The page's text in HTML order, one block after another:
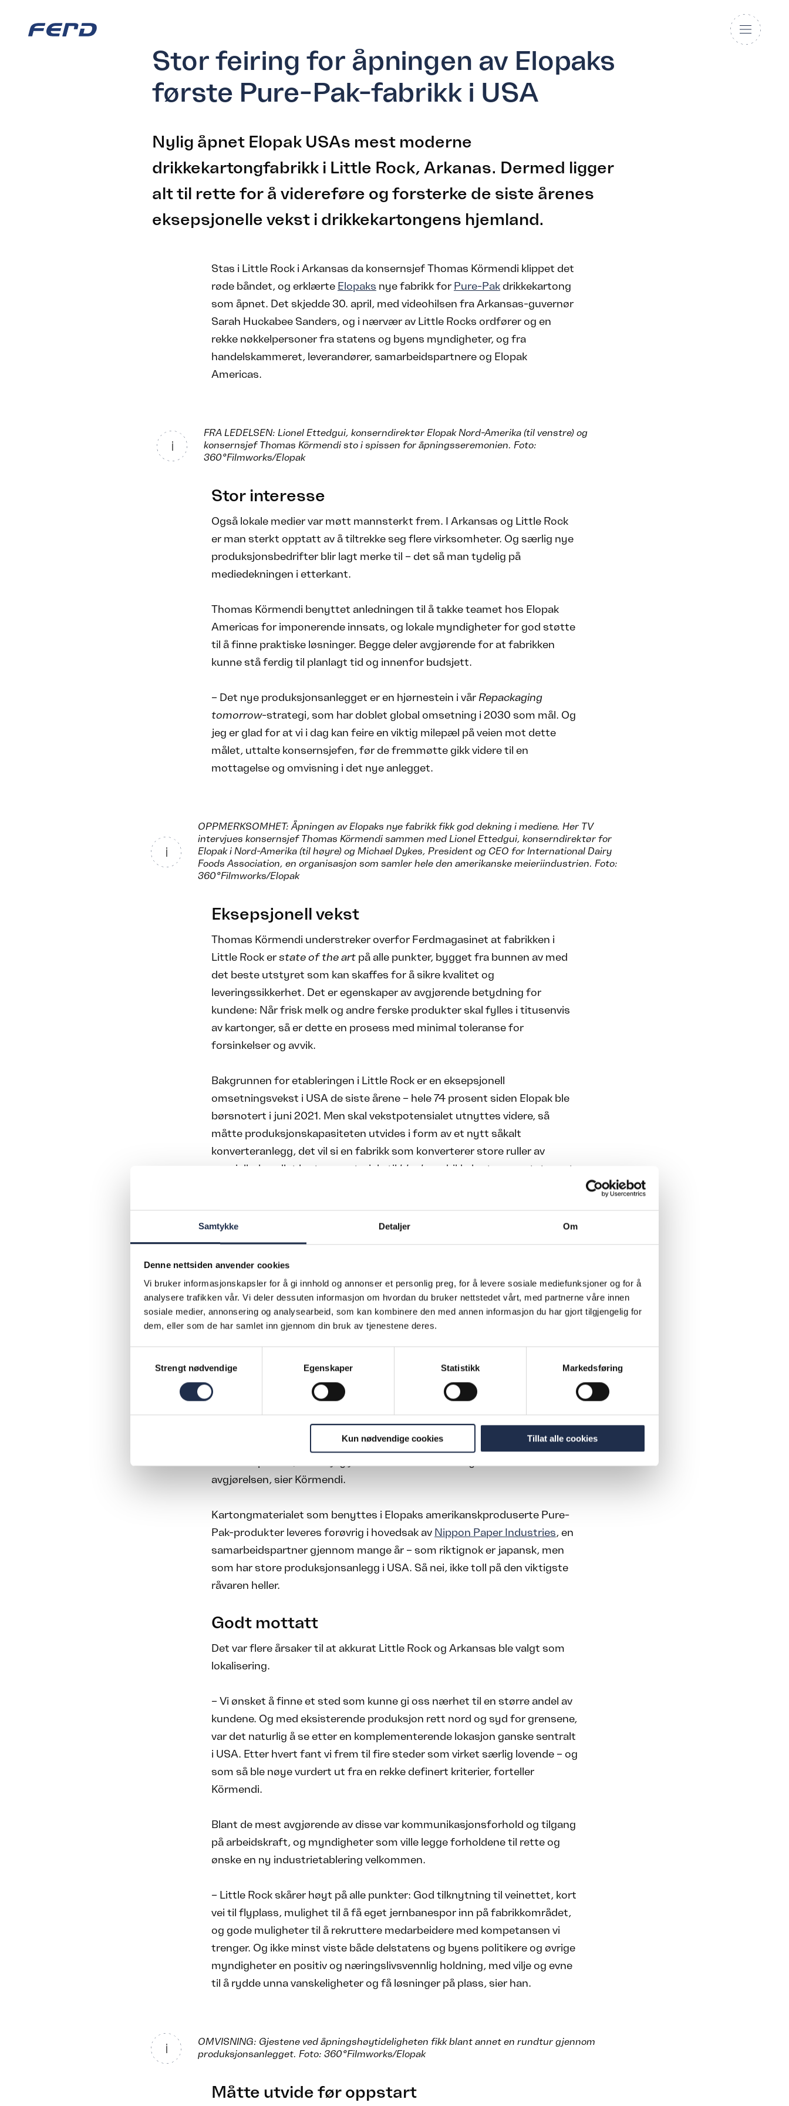
Samtykke Detaljer Om
Denne nettsiden anvender cookies
Vi bruker informasjonskapsler for å gi innhold og annonser et personlig preg, for å levere sosiale mediefunksjoner og for å
analysere trafikken vår. Vi deler dessuten informasjon om hvordan du bruker nettstedet vårt, med partnerne våre innen
sosiale medier, annonsering og analysearbeid, som kan kombinere den med annen informasjon du har gjort tilgjengelig for
dem, eller som de har samlet inn gjennom din bruk av tjenestene deres.
Strengt nødvendige
Egenskaper Statistikk Markedsføring
Kun nødvendige cookies Tillat alle cookies
Stor feiring for åpningen av Elopaks
første Pure-Pak-fabrikk i USA
Nylig åpnet Elopak USAs mest moderne
drikkekartongfabrikk i Little Rock, Arkanas. Dermed ligger
alt til rette for å videreføre og forsterke de siste årenes
eksepsjonelle vekst i drikkekartongens hjemland.
Stas i Little Rock i Arkansas da konsernsjef Thomas Körmendi klippet det
røde båndet, og erklærte Elopaks nye fabrikk for Pure-Pakdrikkekartong
som åpnet. Det skjedde 30. april, med videohilsen fra Arkansas-guvernør
Sarah Huckabee Sanders, og i nærvær av Little Rocks ordfører og en
rekke nøkkelpersoner fra statens og byens myndigheter, og fra
handelskammeret, leverandører, samarbeidspartnere og Elopak
Americas.
FRA LEDELSEN: Lionel Ettedgui, konserndirektør Elopak Nord-Amerika (til venstre) og
konsernsjef Thomas Körmendi sto i spissen for åpningsseremonien. Foto:
360°Filmworks/Elopak
Stor interesse
Også lokale medier var møtt mannsterkt frem. I Arkansas og Little Rock
er man sterkt opptatt av å tiltrekke seg flere virksomheter. Og særlig nye
produksjonsbedrifter blir lagt merke til – det så man tydelig på
mediedekningen i etterkant.
Thomas Körmendi benyttet anledningen til å takke teamet hos Elopak
Americas for imponerende innsats, og lokale myndigheter for god støtte
til å finne praktiske løsninger. Begge deler avgjørende for at fabrikken
kunne stå ferdig til planlagt tid og innenfor budsjett.
– Det nye produksjonsanlegget er en hjørnestein i vår Repackaging
tomorrow-strategi, som har doblet global omsetning i 2030 som mål. Og
jeg er glad for at vi i dag kan feire en viktig milepæl på veien mot dette
målet, uttalte konsernsjefen, før de fremmøtte gikk videre til en
mottagelse og omvisning i det nye anlegget.
OPPMERKSOMHET: Åpningen av Elopaks nye fabrikk fikk god dekning i mediene. Her TV
intervjues konsernsjef Thomas Körmendi sammen med Lionel Ettedgui, konserndirektør for
Elopak i Nord-Amerika (til høyre) og Michael Dykes, President og CEO for International Dairy
Foods Association, en organisasjon som samler hele den amerikanske meieriindustrien. Foto:
360°Filmworks/Elopak
Eksepsjonell vekst
Thomas Körmendi understreker overfor Ferdmagasinet at fabrikken i
Little Rock er state of the artpå alle punkter, bygget fra bunnen av med
det beste utstyret som kan skaffes for å sikre kvalitet og
leveringssikkerhet. Det er egenskaper av avgjørende betydning for
kundene: Når frisk melk og andre ferske produkter skal fylles i titusenvis
av kartonger, så er dette en prosess med minimal toleranse for
forsinkelser og avvik.
Bakgrunnen for etableringen i Little Rock er en eksepsjonell
omsetningsvekst i USA de siste årene – hele 74 prosent siden Elopak ble
børsnotert i juni 2021. Men skal vekstpotensialet utnyttes videre, så
måtte produksjonskapasiteten utvides i form av et nytt såkalt
konverteranlegg, det vil si en fabrikk som konverterer store ruller av
spesialbehandlet kartongmateriale til blanks
– drikkekartonger utstanset,
STATE OF THE ART: Elopaks nye fabrikk er bygget fra bunnen av med det beste utstyret som kan
Tollfritt
joint ventures i Mexico og Den dominikanske republikk.
USA, var det jo naturlig at vi under planleggingen i 2023 valgte å legge det
nye konverteranlegget her. Og når vi ser på hva som siden er skjedd med
avgjørelsen, sier Körmendi.
Kartongmaterialet som benyttes i Elopaks amerikanskproduserte Pure-
Pak-produkter leveres forøvrig i hovedsak av Nippon Paper Industries, en
samarbeidspartner gjennom mange år – som riktignok er japansk, men
som har store produksjonsanlegg i USA. Så nei, ikke toll på den viktigste
råvaren heller.
Godt mottatt
Det var flere årsaker til at akkurat Little Rock og Arkansas ble valgt som
lokalisering.
– Vi ønsket å finne et sted som kunne gi oss nærhet til en større andel av
kundene. Og med eksisterende produksjon rett nord og syd for grensene,
var det naturlig å se etter en komplementerende lokasjon ganske sentralt
i USA. Etter hvert fant vi frem til fire steder som virket særlig lovende – og
som så ble nøye vurdert ut fra en rekke definert kriterier, forteller
Körmendi.
Blant de mest avgjørende av disse var kommunikasjonsforhold og tilgang
på arbeidskraft, og myndigheter som ville legge forholdene til rette og
ønske en ny industrietablering velkommen.
– Little Rock skårer høyt på alle punkter: God tilknytning til veinettet, kort
vei til flyplass, mulighet til å få eget jernbanespor inn på fabrikkområdet,
og gode muligheter til å rekruttere medarbeidere med kompetansen vi
trenger. Og ikke minst viste både delstatens og byens politikere og øvrige
myndigheter en positiv og næringslivsvennlig holdning, med vilje og evne
til å rydde unna vanskeligheter og få løsninger på plass, sier han.
OMVISNING: Gjestene ved åpningshøytideligheten fikk blant annet en rundtur gjennom
produksjonsanlegget. Foto: 360°Filmworks/Elopak
Måtte utvide før oppstart